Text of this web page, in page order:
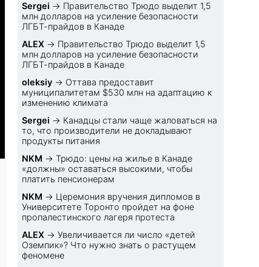
Sеrgei → Правительство Трюдо выделит 1,5
млн долларов на усиление безопасности
ЛГБТ-прайдов в Канаде
ALEX → Правительство Трюдо выделит 1,5
млн долларов на усиление безопасности
ЛГБТ-прайдов в Канаде
oleksiy → Оттава предоставит
муниципалитетам $530 млн на адаптацию к
изменению климата
Sеrgei → Канадцы стали чаще жаловаться на
то, что производители не докладывают
продукты питания
NKM →Трюдо: цены на жилье в Канаде
«должны» оставаться высокими, чтобы
платить пенсионерам
NKM → Церемония вручения дипломов в
Университете Торонто пройдет на фоне
пропалестинского лагеря протеста
ALEX →Увеличивается ли число «детей
Оземпик»? Что нужно знать о растущем
феномене